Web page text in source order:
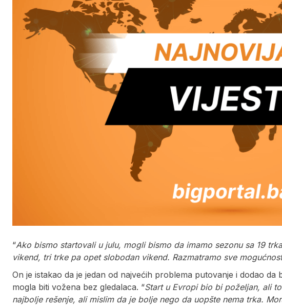
“Ako bismo startovali u julu, mogli bismo da imamo sezonu sa 19
vikend, tri trke pa opet slobodan vikend. Razmatramo sve
On je istakao da je jedan od najvećih problema putovanje i dodao
mogla biti vožena bez gledalaca. “Start u Evropi bio bi poželjan, ali
najbolje rešenje, ali mislim da je bolje nego da uopšte nema trka.